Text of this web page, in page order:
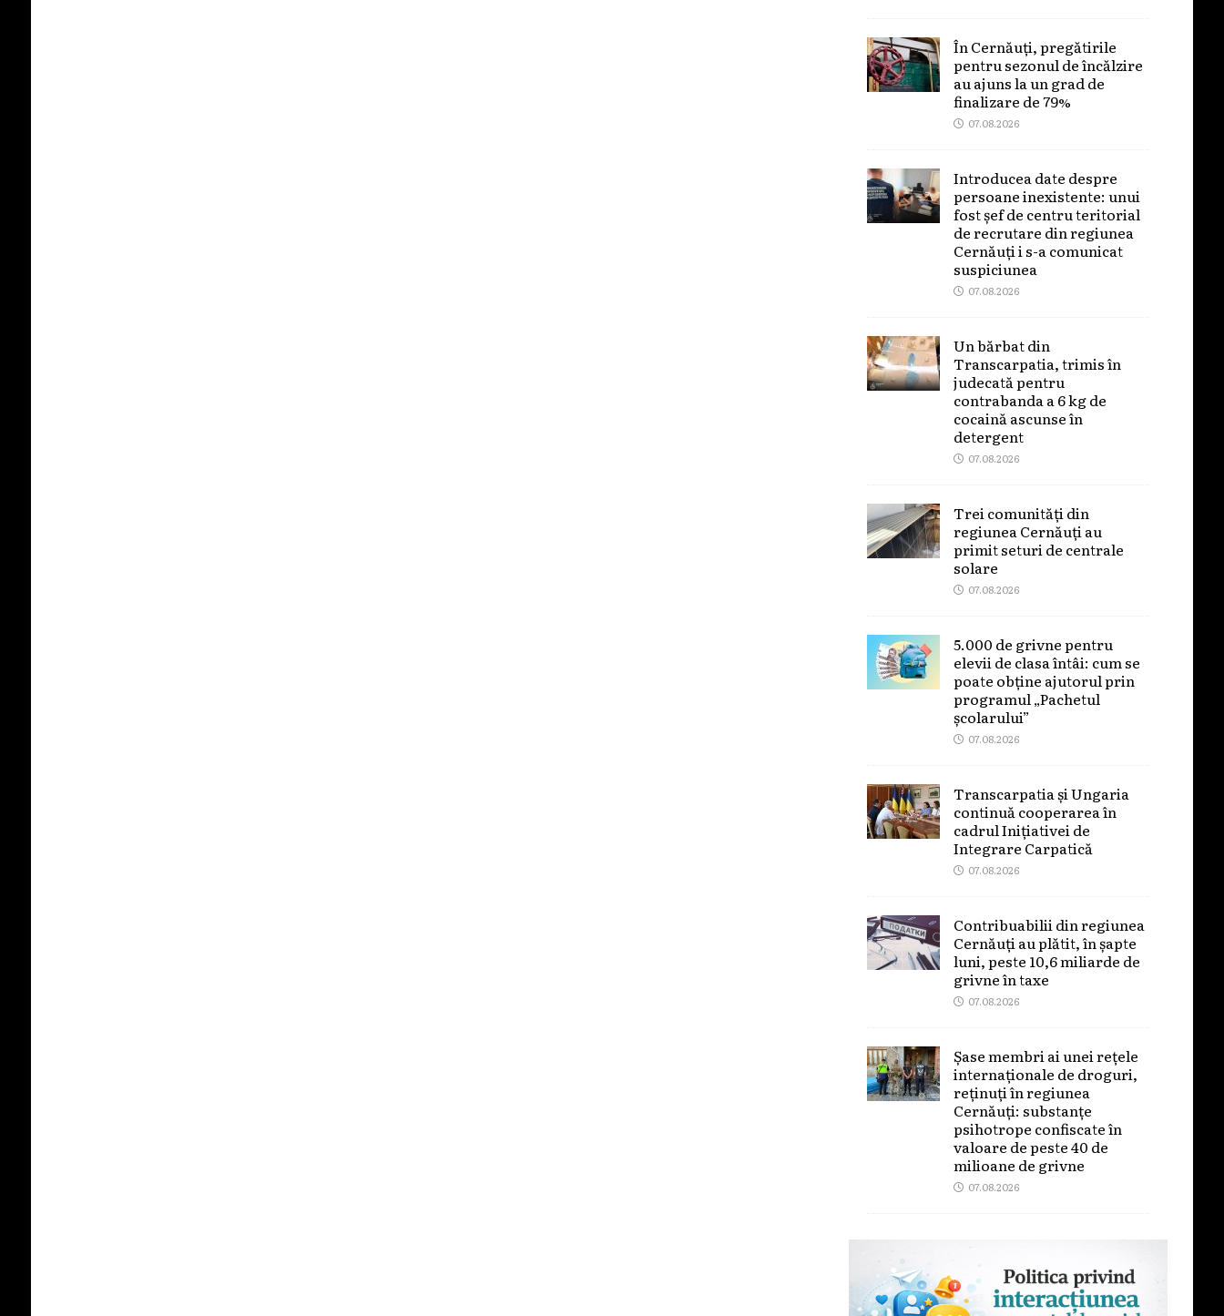
În Cernăuți, pregătirile
pentru sezonul de încălzire
au ajuns la un grad de
finalizare de 79%
07.08.2026
Introducea date despre
persoane inexistente: unui
fost șef de centru teritorial
de recrutare din regiunea
Cernăuți i s-a comunicat
suspiciunea
07.08.2026
Un bărbat din
Transcarpatia, trimis în
judecată pentru
contrabanda a 6 kg de
cocaină ascunse în
detergent
07.08.2026
Trei comunități din
regiunea Cernăuți au
primit seturi de centrale
solare
07.08.2026
5.000 de grivne pentru
elevii de clasa întâi: cum se
poate obține ajutorul prin
programul „Pachetul
școlarului”
07.08.2026
Transcarpatia și Ungaria
continuă cooperarea în
cadrul Inițiativei de
Integrare Carpatică
07.08.2026
Contribuabilii din regiunea
Cernăuți au plătit, în șapte
luni, peste 10,6 miliarde de
grivne în taxe
07.08.2026
Șase membri ai unei rețele
internaționale de droguri,
reținuți în regiunea
Cernăuți: substanțe
psihotrope confiscate în
valoare de peste 40 de
milioane de grivne
07.08.2026